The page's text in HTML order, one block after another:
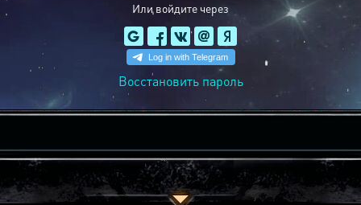
Или войдите через
Восстановить пароль